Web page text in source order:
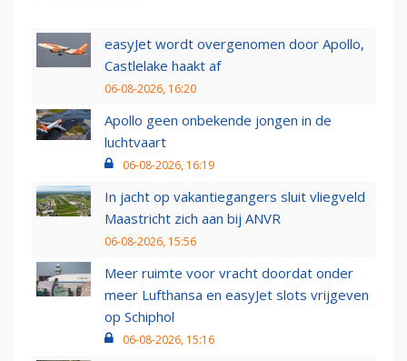
easyJet wordt overgenomen door Apollo,
Castlelake haakt af
06-08-2026, 16:20
Apollo geen onbekende jongen in de
luchtvaart
06-08-2026, 16:19
In jacht op vakantiegangers sluit vliegveld
Maastricht zich aan bij ANVR
06-08-2026, 15:56
Meer ruimte voor vracht doordat onder
meer Lufthansa en easyJet slots vrijgeven
op Schiphol
06-08-2026, 15:16